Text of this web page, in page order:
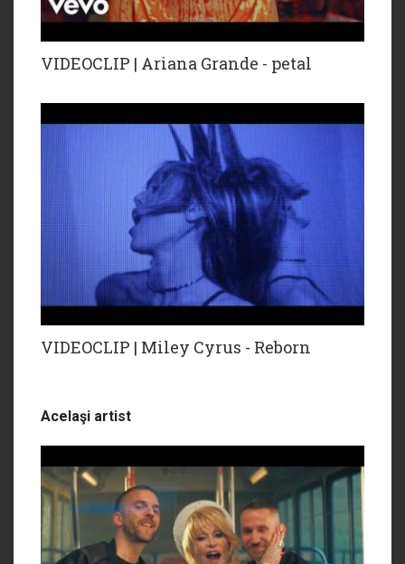
VIDEOCLIP | Ariana Grande - petal
VIDEOCLIP | Miley Cyrus - Reborn
Acelaşi artist